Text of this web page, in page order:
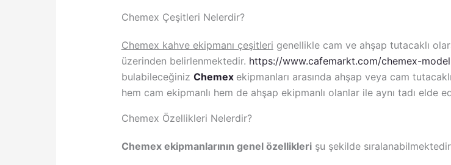
Chemex Çeşitleri Nelerdir?
Chemex kahve ekipmanı çeşitleri genellikle cam ve ahşap tutacaklı
üzerinden belirlenmektedir. https://www.cafemarkt.com/chemex-
bulabileceğiniz Chemex ekipmanları arasında ahşap veya cam
hem cam ekipmanlı hem de ahşap ekipmanlı olanlar ile aynı tadı elde
Chemex Özellikleri Nelerdir?
Chemex ekipmanlarının genel özelliklerişu şekilde